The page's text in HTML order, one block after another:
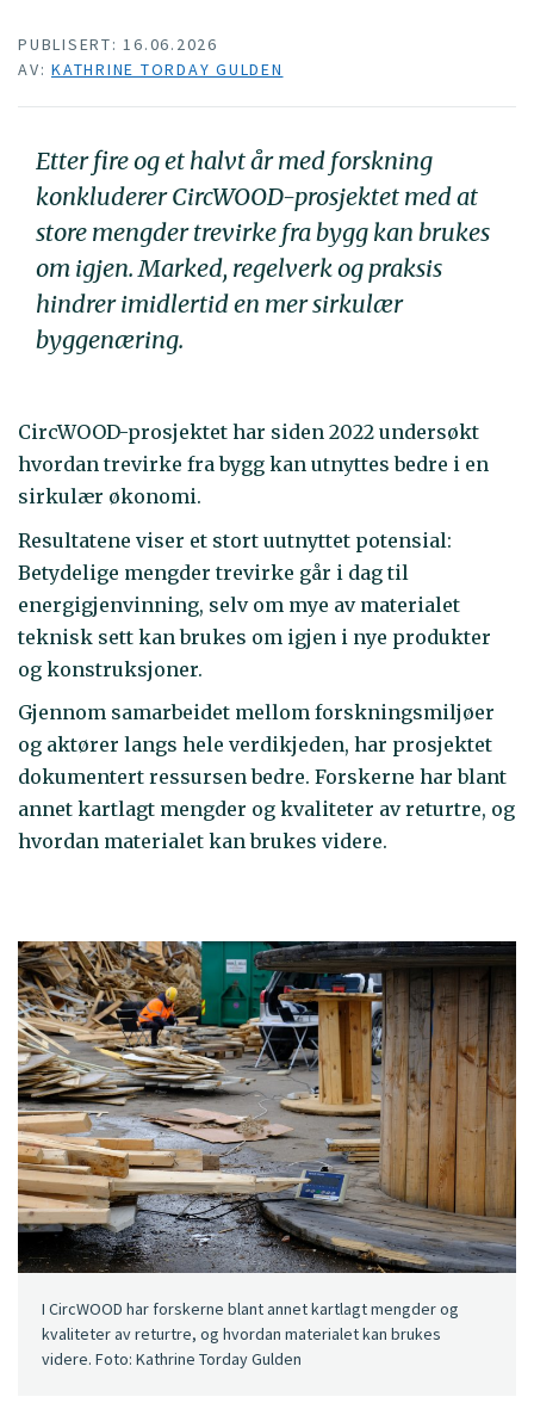
PUBLISERT: 16.06.2026
AV: KATHRINE TORDAY GULDEN
Etter fire og et halvt år med forskning
konkluderer CircWOOD-prosjektet med at
store mengder trevirke fra bygg kan brukes
om igjen. Marked, regelverk og praksis
hindrer imidlertid en mer sirkulær
byggenæring.
CircWOOD-prosjektet har siden 2022 undersøkt
hvordan trevirke fra bygg kan utnyttes bedre i en
sirkulær økonomi.
Resultatene viser et stort uutnyttet potensial:
Betydelige mengder trevirke går i dag til
energigjenvinning, selv om mye av materialet
teknisk sett kan brukes om igjen i nye produkter
og konstruksjoner.
Gjennom samarbeidet mellom forskningsmiljøer
og aktører langs hele verdikjeden, har prosjektet
dokumentert ressursen bedre. Forskerne har blant
annet kartlagt mengder og kvaliteter av returtre, og
hvordan materialet kan brukes videre.
I CircWOOD har forskerne blant annet kartlagt mengder og
kvaliteter av returtre, og hvordan materialet kan brukes
videre. Foto: Kathrine Torday Gulden